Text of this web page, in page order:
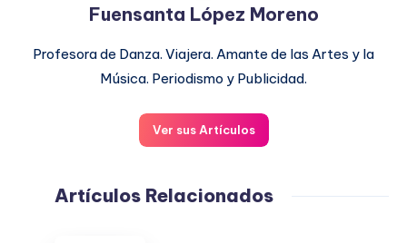
Fuensanta López Moreno
Profesora de Danza. Viajera. Amante de las Artes y la
Música. Periodismo y Publicidad.
Ver sus Artículos
Artículos Relacionados